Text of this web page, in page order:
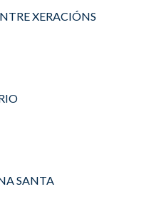
XERACIÓNS
SANTA